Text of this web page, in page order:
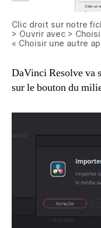
Clic droit sur notre
> Ouvrir avec >
« Choisir une autre
DaVinci Resolve va
sur le bouton du